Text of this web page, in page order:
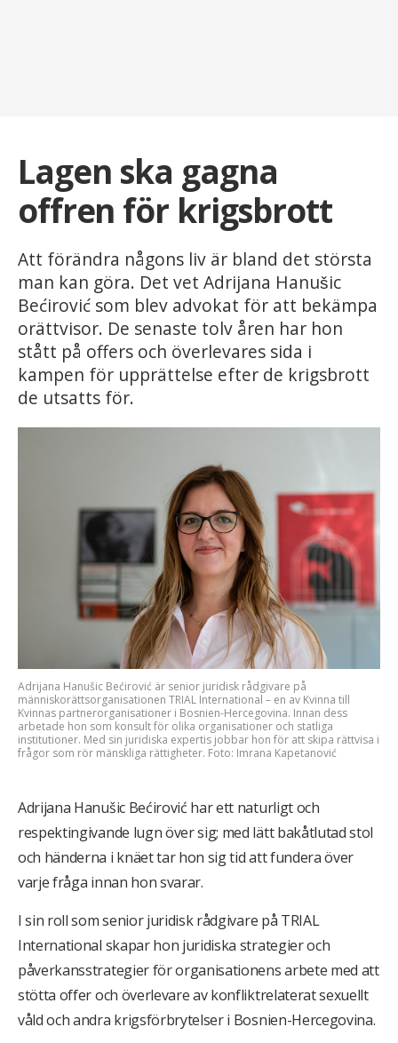
Lagen ska gagna
offren för krigsbrott
Att förändra någons liv är bland det största
man kan göra. Det vet Adrijana Hanušic
Bećirović som blev advokat för att bekämpa
orättvisor. De senaste tolv åren har hon
stått på offers och överlevares sida i
kampen för upprättelse efter de krigsbrott
de utsatts för.
Adrijana Hanušic Bećirović är senior juridisk rådgivare på
människorättsorganisationen TRIAL International – en av Kvinna till
Kvinnas partnerorganisationer i Bosnien-Hercegovina. Innan dess
arbetade hon som konsult för olika organisationer och statliga
institutioner. Med sin juridiska expertis jobbar hon för att skipa rättvisa i
frågor som rör mänskliga rättigheter. Foto: Imrana Kapetanović
Adrijana Hanušic Bećirović har ett naturligt och
respektingivande lugn över sig; med lätt bakåtlutad stol
och händerna i knäet tar hon sig tid att fundera över
varje fråga innan hon svarar.
I sin roll som senior juridisk rådgivare på TRIAL
International skapar hon juridiska strategier och
påverkansstrategier för organisationens arbete med att
stötta offer och överlevare av konfliktrelaterat sexuellt
våld och andra krigsförbrytelser i Bosnien-Hercegovina.